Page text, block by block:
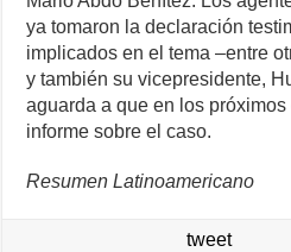
ya tomaron la declaración
implicados en el tema –entre
y también su vicepresidente,
aguarda a que en los
informe sobre el caso.
Resumen Latinoamericano
tweet